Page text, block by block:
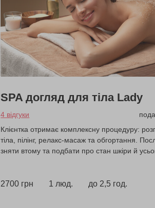
SPA догляд для тіла Lady
4 відгуки
Клієнтка отримає комплексну процедуру:
тіла, пілінг, релакс-масаж та обгортання.
зняти втому та подбати про стан шкіри й
2700 грн 1 люд. до 2,5 год.